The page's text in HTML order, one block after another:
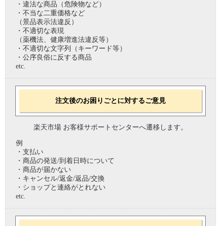
・違法な商品（危険物など）
・不当な二重価格など
（景品表示法違反）
・不適切な表現
（薬機法、健康増進法違反等）
・不適切な文字列（キーワード等）
・公序良俗に反する商品
etc.
注文後のお困りごとに対するご意見
楽天市場 お客様サポートセンターへ遷移します。
例
・支払い
・商品の発送/到着日時について
・商品が届かない
・キャンセル/返金/返品/交換
・ショップと連絡がとれない
etc.